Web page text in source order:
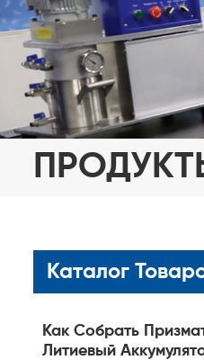
Каталог
Как Собрать
Литиевый